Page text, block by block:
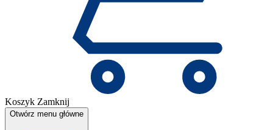
Koszyk Zamknij
Otwórz menu główne